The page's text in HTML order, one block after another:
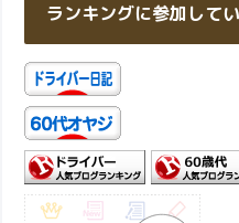
ランキングに参加して